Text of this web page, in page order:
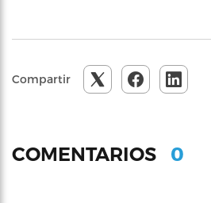
Compartir
COMENTARIOS 0